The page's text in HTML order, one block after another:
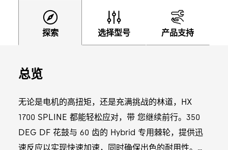
探索 选择型号 产品支持
总览
无论是电机的高扭矩，还是充满挑战的林道，HX
1700 SPLINE 都能轻松应对，带 您继续前行。350
DEG DF 花鼓与 60 齿的 Hybrid 专用棘轮，提供迅
速反应以实现快速加速，同时确保出色的耐用性。采